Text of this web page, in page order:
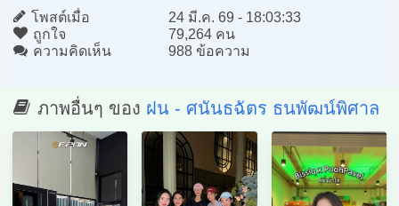
โพสต์เมื่อ
24 มี.ค. 69 - 18:03:33
ถูกใจ
79,264 คน
ความคิดเห็น
988 ข้อความ
ภาพอื่นๆ ของ ฝน - ศนันธฉัตร ธนพัฒน์พิศาล